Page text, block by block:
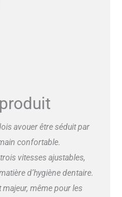
gencives produit 2: La
à dents essentielle pour
plus efficace et
produit 2: La
de nettoyage 2D
B : oscille et tourne
à une brosse à dents
: Modes Propreté,
et Douceur Plus
pour une expérience
douce produit 2:
ronde d’inspiration
entoure chaque
avouer être séduit par
confortable.
vitesses ajustables,
d’hygiène dentaire.
même pour les